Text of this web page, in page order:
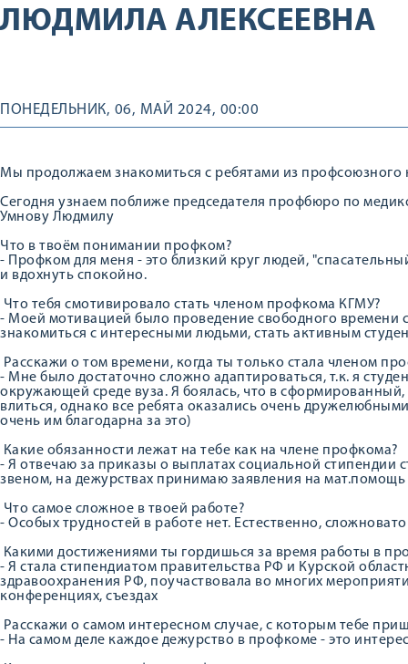
ЛЮДМИЛА АЛЕКСЕЕВНА
ПОНЕДЕЛЬНИК, 06, МАЙ 2024, 00:00
Мы продолжаем знакомиться с ребятами из профсоюзного
Сегодня узнаем поближе председателя профбюро по
Умнову Людмилу
Что в твоём понимании профком?
- Профком для меня - это близкий круг людей,
и вдохнуть спокойно.
Что тебя смотивировало стать членом профкома КГМУ?
- Моей мотивацией было проведение свободного времени
знакомиться с интересными людьми, стать активным
Расскажи о том времени, когда ты только стала членом
- Мне было достаточно сложно адаптироваться, т.к. я
окружающей среде вуза. Я боялась, что в
влиться, однако все ребята оказались очень
очень им благодарна за это)
Какие обязанности лежат на тебе как на члене профкома?
- Я отвечаю за приказы о выплатах социальной
звеном, на дежурствах принимаю заявления на мат.помощь
Что самое сложное в твоей работе?
- Особых трудностей в работе нет. Естественно,
Какими достижениями ты гордишься за время работы в
- Я стала стипендиатом правительства РФ и Курской
здравоохранения РФ, поучаствовала во многих
конференциях, съездах
Расскажи о самом интересном случае, с которым тебе
- На самом деле каждое дежурство в профкоме - это